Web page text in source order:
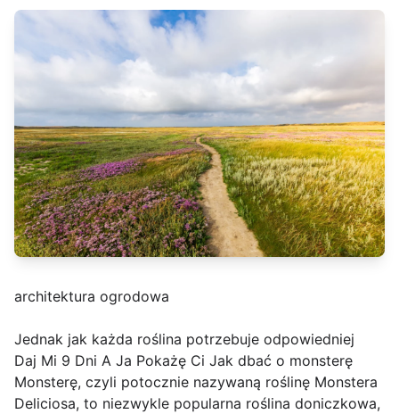
architektura ogrodowa
Jednak jak każda roślina potrzebuje odpowiedniej
Daj Mi 9 Dni A Ja Pokażę Ci Jak dbać o monsterę
Monsterę, czyli potocznie nazywaną roślinę Monstera
Deliciosa, to niezwykle popularna roślina doniczkowa,